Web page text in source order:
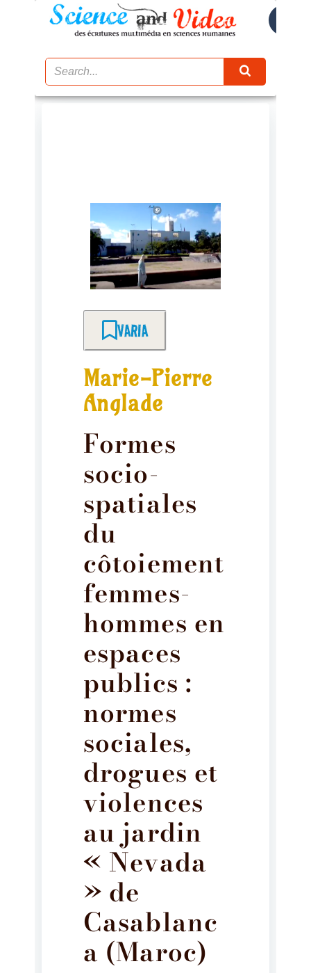
VARIA
Marie-Pierre
Anglade
Formes
socio-
spatiales
du
côtoiement
femmes-
hommes en
espaces
publics :
normes
sociales,
drogues et
violences
au jardin
« Nevada
» de
Casablanc
a (Maroc)​​